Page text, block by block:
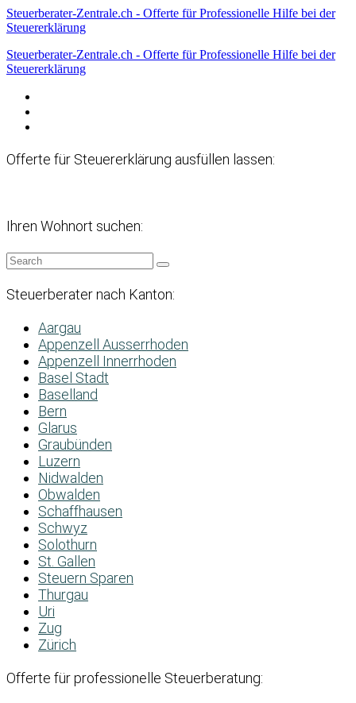
Steuerberater-Zentrale.ch - Offerte für Professionelle Hilfe bei der
Steuererklärung
Steuerberater-Zentrale.ch - Offerte für Professionelle Hilfe bei der
Steuererklärung
Offerte für Steuererklärung ausfüllen lassen:
Ihren Wohnort suchen:
Steuerberater nach Kanton:
Aargau
Appenzell Ausserrhoden
Appenzell Innerrhoden
Basel Stadt
Baselland
Bern
Glarus
Graubünden
Luzern
Nidwalden
Obwalden
Schaffhausen
Schwyz
Solothurn
St. Gallen
Steuern Sparen
Thurgau
Uri
Zug
Zürich
Offerte für professionelle Steuerberatung: